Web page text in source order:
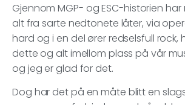
Gjennom MGP- og ESC-historien
alt fra sarte nedtonete låter, via
hard og i en del ører redselsfull rock,
dette og alt imellom plass på vår
og jeg er glad for det.
Dog har det på en måte blitt en